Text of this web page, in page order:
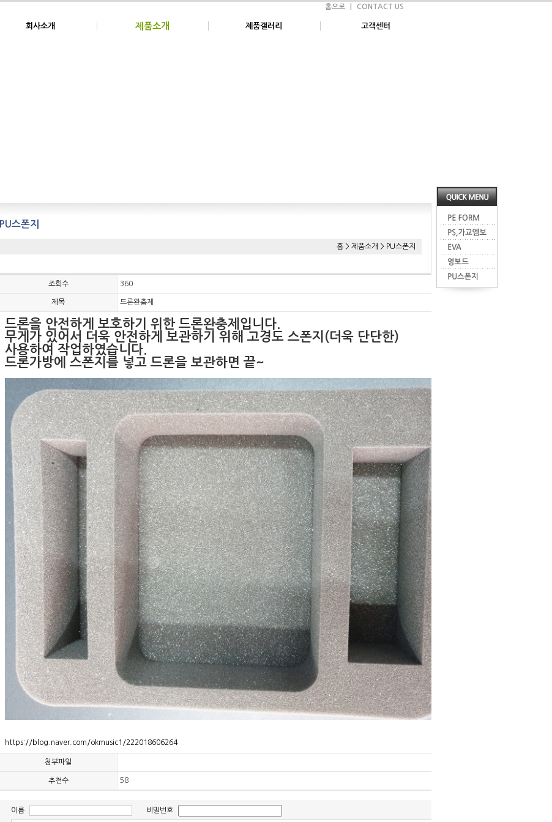
홈으로 CONTACT US
회사소개 제품소개 제품갤러리 고객센터
PU스폰지
홈 > 제품소개 > PU스폰지
조회수 360
제목 드론완충제
드론을 안전하게 보호하기 위한 드론완충제입니다.
무게가 있어서 더욱 안전하게 보관하기 위해 고경도 스폰지(더욱 단단한)
사용하여 작업하였습니다.
드론가방에 스폰지를 넣고 드론을 보관하면 끝~
https://blog.naver.com/okmusic1/222018606264
첨부파일
추천수 58
이름 비밀번호